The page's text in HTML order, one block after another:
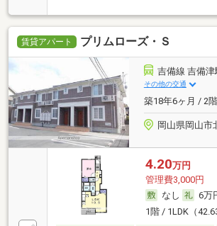
賃貸アパート プリムローズ・Ｓ
吉備線 吉備津
その他の交通
築18年6ヶ月 / 2
岡山県岡山市
4.20万円
管理費3,000円
なし
6万
1階 / 1LDK（